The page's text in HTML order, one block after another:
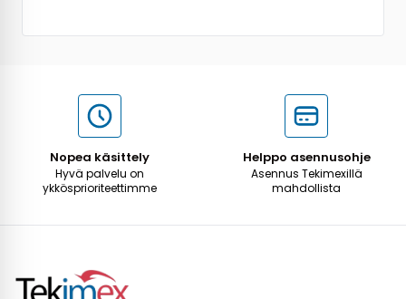
Nopea käsittely
Hyvä palvelu on
ykkösprioriteettimme
Helppo asennusohje
Asennus Tekimexillä
mahdollista